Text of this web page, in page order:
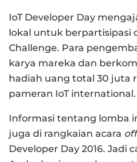
IoT Developer Day
lokal untuk berpartisipasi
Challenge. Para
karya mareka dan
hadiah uang total 30 juta
pameran IoT international.
Informasi tentang lomba
juga di rangkaian acara
Developer Day 2016. Jadi